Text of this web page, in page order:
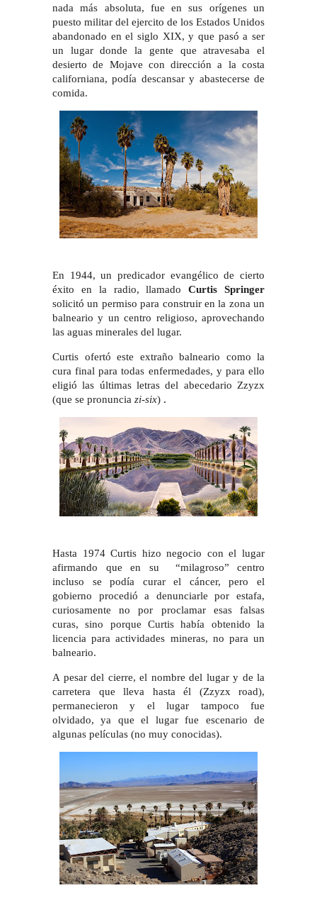
nada más absoluta, fue en sus orígenes un
puesto militar del ejercito de los Estados Unidos
abandonado en el siglo XIX, y que pasó a ser
un lugar donde la gente que atravesaba el
desierto de Mojave con dirección a la costa
californiana, podía descansar y abastecerse de
comida.
En 1944, un predicador evangélico de cierto
éxito en la radio, llamadoCurtis Springer
solicitó un permiso para construir en la zona un
balneario y un centro religioso, aprovechando
las aguas minerales del lugar.
Curtis ofertó este extraño balneario como la
cura final para todas enfermedades, y para ello
eligió las últimas letras del abecedario Zzyzx
(que se pronuncia zi-six) .
Hasta 1974 Curtis hizo negocio con el lugar
afirmando que en su “milagroso” centro
incluso se podía curar el cáncer, pero el
gobierno procedió a denunciarle por estafa,
curiosamente no por proclamar esas falsas
curas, sino porque Curtis había obtenido la
licencia para actividades mineras, no para un
balneario.
A pesar del cierre, el nombre del lugar y de la
carretera que lleva hasta él (Zzyzx road),
permanecieron y el lugar tampoco fue
olvidado, ya que el lugar fue escenario de
algunas películas (no muy conocidas).